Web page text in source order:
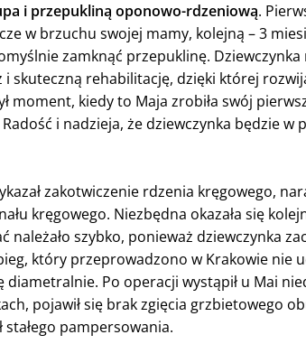
i przepukliną oponowo-rdzeniową.
w brzuchu swojej mamy, kolejną – 3
zamknąć przepuklinę. Dziewczynka
i skuteczną rehabilitację, dzięki której
moment, kiedy to Maja zrobiła swój
i nadzieja, że dziewczynka będzie w
zakotwiczenie rdzenia kręgowego,
kręgowego. Niezbędna okazała się
należało szybko, ponieważ dziewczynka
który przeprowadzono w Krakowie nie
diametralnie. Po operacji wystąpił u Mai
pojawił się brak zgięcia grzbietowego
stałego pampersowania.